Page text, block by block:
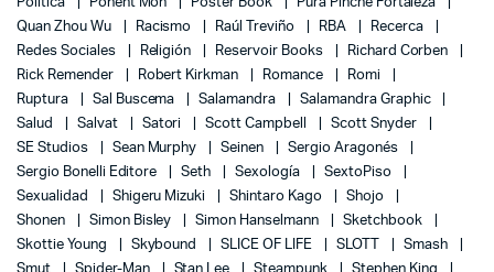
Quan Zhou Wu
Racismo Raúl Treviño RBA
Recerca
Redes Sociales
Religión Reservoir Books
Richard Corben
Rick Remender
Robert Kirkman Romance
Romi
Ruptura
Sal Buscema Salamandra
Salamandra Graphic
Salud
Salvat Satori Scott Campbell
Scott Snyder
SE Studios
Sean Murphy Seinen
Sergio Aragonés
Sergio Bonelli Editore
Seth Sexología
SextoPiso
Sexualidad
Shigeru Mizuki Shintaro Kago
Shojo
Shonen
Simon Bisley Simon Hanselmann
Sketchbook
Skottie Young
Skybound SLICE OF LIFE SLOTT
Smash
Smut
Spider-Man Stan Lee Steampunk Stephen King